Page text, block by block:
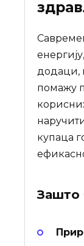
додаци,
помажу
купаца
Зашто